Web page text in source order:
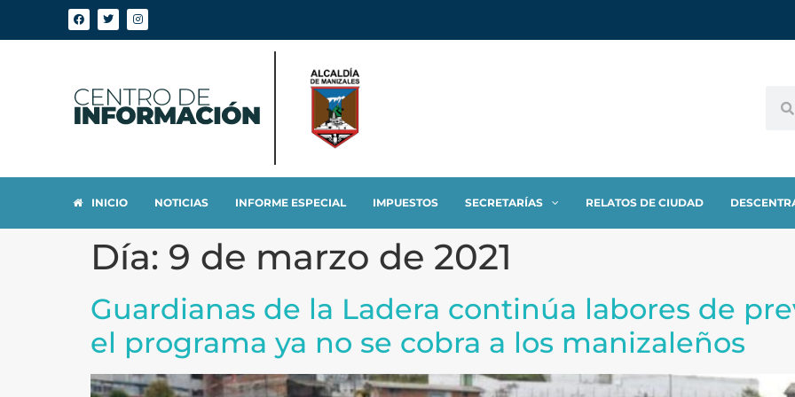
INICIO NOTICIAS INFORME ESPECIAL IMPUESTOS SECRETARÍAS RELATOS DE CIUDAD
Día: 9 de marzo de 2021
Guardianas de la Ladera continúa labores de
el programa ya no se cobra a los manizaleños